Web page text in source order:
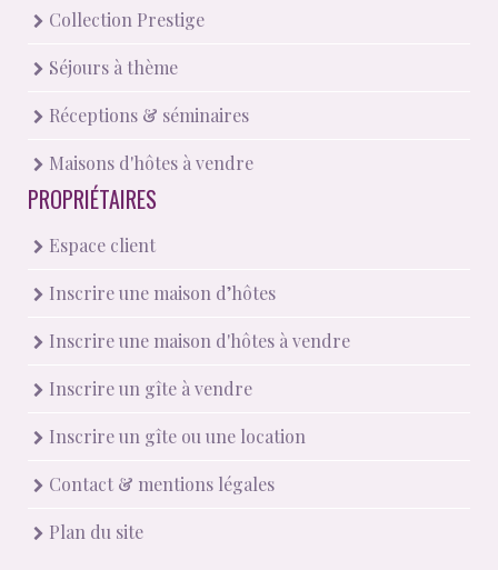
Collection Prestige
Séjours à thème
Réceptions & séminaires
Maisons d'hôtes à vendre
PROPRIÉTAIRES
Espace client
Inscrire une maison d’hôtes
Inscrire une maison d'hôtes à vendre
Inscrire un gîte à vendre
Inscrire un gîte ou une location
Contact & mentions légales
Plan du site